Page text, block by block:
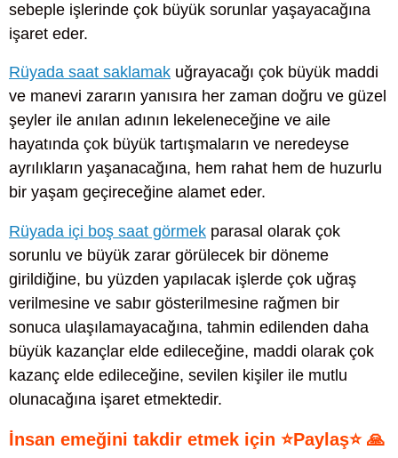
sebeple işlerinde çok büyük sorunlar yaşayacağına
işaret eder.
Rüyada saat saklamak uğrayacağı çok büyük maddi
ve manevi zararın yanısıra her zaman doğru ve güzel
şeyler ile anılan adının lekeleneceğine ve aile
hayatında çok büyük tartışmaların ve neredeyse
ayrılıkların yaşanacağına, hem rahat hem de huzurlu
bir yaşam geçireceğine alamet eder.
Rüyada içi boş saat görmek parasal olarak çok
sorunlu ve büyük zarar görülecek bir döneme
girildiğine, bu yüzden yapılacak işlerde çok uğraş
verilmesine ve sabır gösterilmesine rağmen bir
sonuca ulaşılamayacağına, tahmin edilenden daha
büyük kazançlar elde edileceğine, maddi olarak çok
kazanç elde edileceğine, sevilen kişiler ile mutlu
olunacağına işaret etmektedir.
İnsan emeğini takdir etmek için ⭐Paylaş⭐ 🙏